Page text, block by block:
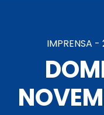
IMPRENSA -